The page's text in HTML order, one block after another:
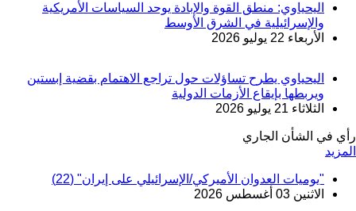
اليحياوي: منطق القوة والإبادة يوحد السياسات الأمريكية
والإسرائيلية في الشرق الأوسط
الأربعاء 22 يوليو 2026
اليحياوي يطرح تساؤلات حول تراجع الاهتمام بقضية إبستين
ويربطها بإيقاع الأزمات الدولية
الثلاثاء 21 يوليو 2026
رأي في الشأن الجاري
المزيد
"يوميات العدوان الأميركي/الإسرائيلي على إيران" (22)
الاثنين 03 أغسطس 2026